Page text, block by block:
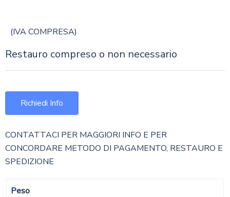
(IVA COMPRESA)
Restauro compreso o non necessario
Richiedi Info
CONTATTACI PER MAGGIORI INFO E PER
CONCORDARE METODO DI PAGAMENTO, RESTAURO E
SPEDIZIONE
Peso